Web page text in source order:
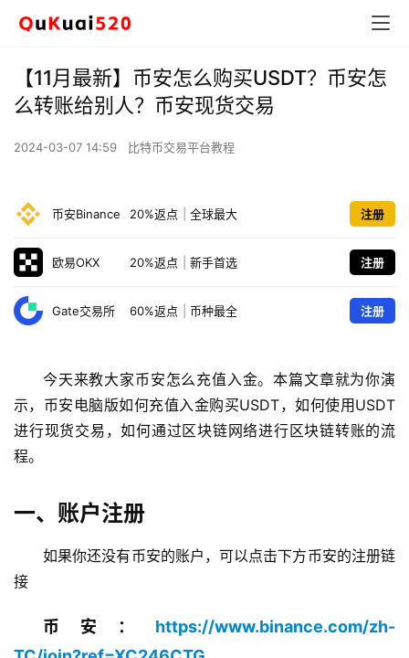
【11月最新】币安怎么购买USDT？币安怎
么转账给别人？币安现货交易
2024-03-07 14:59 比特币交易平台教程
币安Binance 20%返点 全球最大 注册
欧易OKX 20%返点 新手首选 注册
Gate交易所 60%返点 币种最全 注册
今天来教大家币安怎么充值入金。本篇文章就为你演
示，币安电脑版如何充值入金购买USDT，如何使用USDT
进行现货交易，如何通过区块链网络进行区块链转账的流
程。
一、账户注册
如果你还没有币安的账户，可以点击下方币安的注册链
接
币安： https://www.binance.com/zh-